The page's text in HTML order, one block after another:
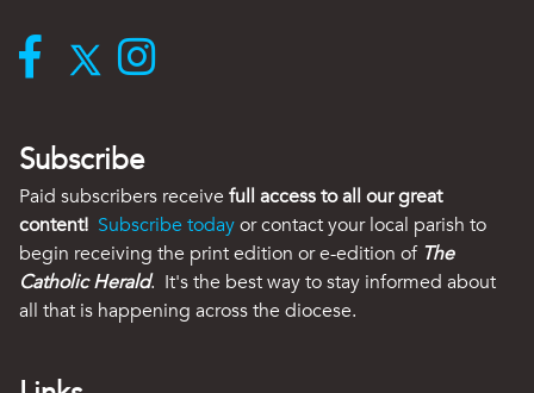
Subscribe
Paid subscribers receive full access to all our great
content! Subscribe todayor contact your local parish to
begin receiving the print edition or e-edition of The
Catholic Herald. It's the best way to stay informed about
all that is happening across the diocese.